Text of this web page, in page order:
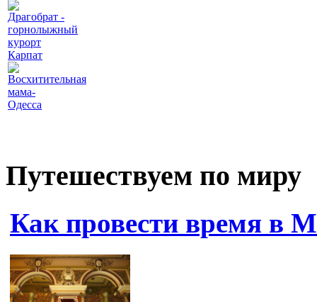
Драгобрат -
горнолыжный
курорт
Карпат
Восхитительная
мама-
Одесса
Путешествуем по миру
Как провести время в